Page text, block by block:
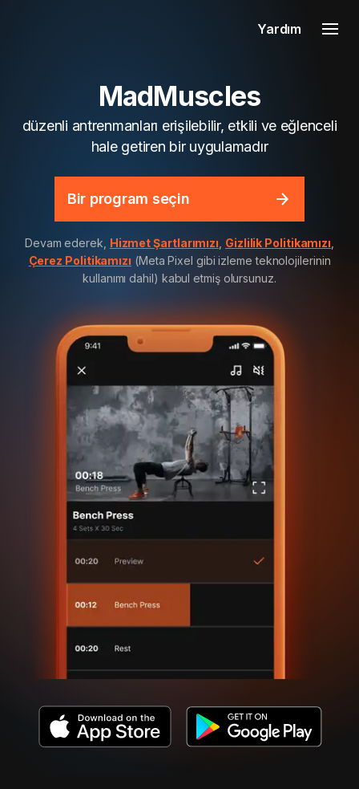
Yardım
MadMuscles
düzenli antrenmanları erişilebilir, etkili ve eğlenceli
hale getiren bir uygulamadır
Bir program seçin
Devam ederek, Hizmet Şartlarımızı Gizlilik Politikamızı
Çerez Politikamızı (Meta Pixel gibi izleme teknolojilerinin
kullanımı dahil) kabul etmiş olursunuz.